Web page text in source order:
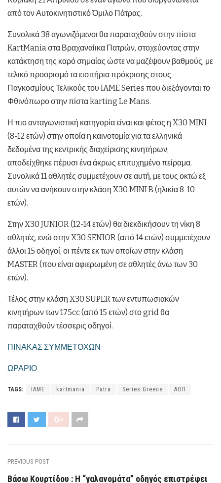
από τον Αυτοκινητιστικό Όμιλο Πάτρας.
Συνολικά 38 αγωνιζόμενοι θα παραταχθούν στην πίστα
KartMania στα Βραχαναίικα Πατρών, στοχεύοντας στην
κατάκτηση της καρό σημαίας ώστε να μαζέψουν βαθμούς, με
τελικό προορισμό τα εισιτήρια πρόκρισης στους
Παγκοσμίους Τελικούς του IAME Series που διεξάγονται το
Φθινόπωρο στην πίστα karting Le Mans.
Η πιο ανταγωνιστική κατηγορία είναι και φέτος η X30 MINI
(8-12 ετών) στην οποία η καινοτομία για τα ελληνικά
δεδομένα της κεντρικής διαχείρισης κινητήρων,
αποδείχθηκε πέρυσι ένα άκρως επιτυχημένο πείραμα.
Συνολικά 11 αθλητές συμμετέχουν σε αυτή, με τους οκτώ εξ
αυτών να ανήκουν στην κλάση X30 MINI B (ηλικία 8-10
ετών).
Στην X30 JUNIOR (12-14 ετών) θα διεκδικήσουν τη νίκη 8
αθλητές, ενώ στην X30 SENIOR (από 14 ετών) συμμετέχουν
άλλοι 15 οδηγοί, οι πέντε εκ των οποίων στην κλάση
MASTER (που είναι αφιερωμένη σε αθλητές άνω των 30
ετών).
Τέλος στην κλάση X30 SUPER των εντυπωσιακών
κινητήρων των 175cc (από 15 ετών) στο grid θα
παραταχθούν τέσσερις οδηγοί.
ΠΙΝΑΚΑΣ ΣΥΜΜΕΤΟΧΩΝ
ΩΡΑΡΙΟ
TAGS: IAME kartmania Patra Series Greece ΑΟΠ
PREVIOUS POST
Βάσω Κουρτίδου : Η “γαλανομάτα” οδηγός επιστρέφει